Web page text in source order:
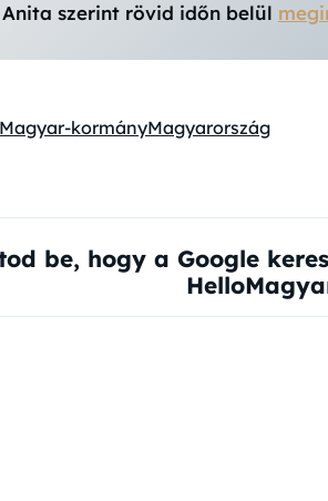
szerint rövid időn belül
Magyar-kormányMagyarország
be, hogy a Google